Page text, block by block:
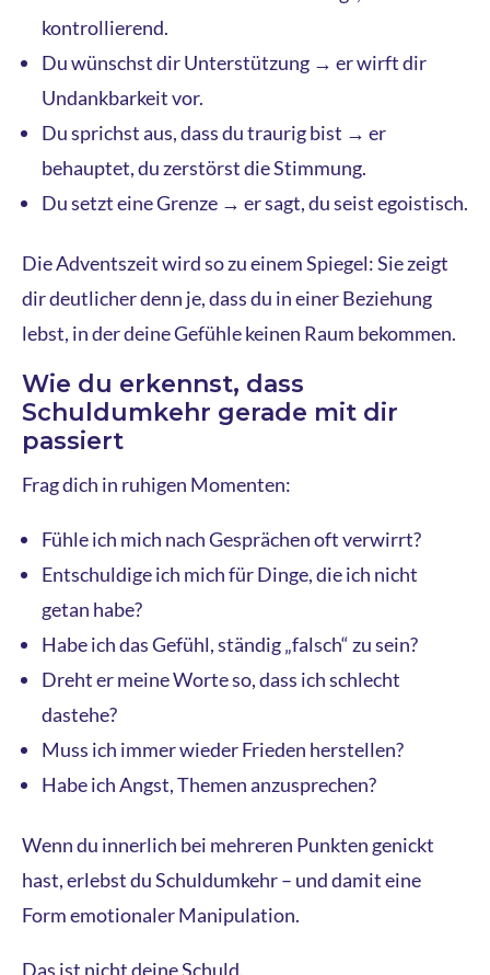
kontrollierend.
Du wünschst dir Unterstützung → er wirft dir
Undankbarkeit vor.
Du sprichst aus, dass du traurig bist → er
behauptet, du zerstörst die Stimmung.
Du setzt eine Grenze → er sagt, du seist egoistisch.
Die Adventszeit wird so zu einem Spiegel: Sie zeigt
dir deutlicher denn je, dass du in einer Beziehung
lebst, in der deine Gefühle keinen Raum bekommen.
Wie du erkennst, dass
Schuldumkehr gerade mit dir
passiert
Frag dich in ruhigen Momenten:
Fühle ich mich nach Gesprächen oft verwirrt?
Entschuldige ich mich für Dinge, die ich nicht
getan habe?
Habe ich das Gefühl, ständig „falsch“ zu sein?
Dreht er meine Worte so, dass ich schlecht
dastehe?
Muss ich immer wieder Frieden herstellen?
Habe ich Angst, Themen anzusprechen?
Wenn du innerlich bei mehreren Punkten genickt
hast, erlebst du Schuldumkehr – und damit eine
Form emotionaler Manipulation.
Das ist nicht deine Schuld.